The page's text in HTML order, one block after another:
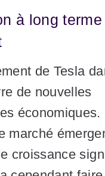
à long
de Tesla
de nouvelles
économiques.
marché
croissance